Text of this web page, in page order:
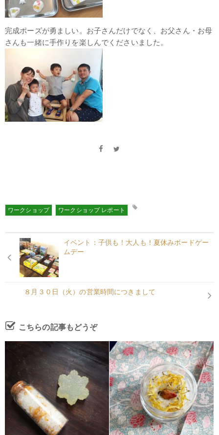
完成ポーズが勇ましい。お子さんだけでなく、お父さん・お母
さんも一緒に手作りを楽しんでくださいました。
ワークショップ ワークショップ レポート
イベント：子供も！大人も！夏休みボードゲー
ムデー
８月３０日（火）の営業時間につきまして
こちらの記事もどうぞ